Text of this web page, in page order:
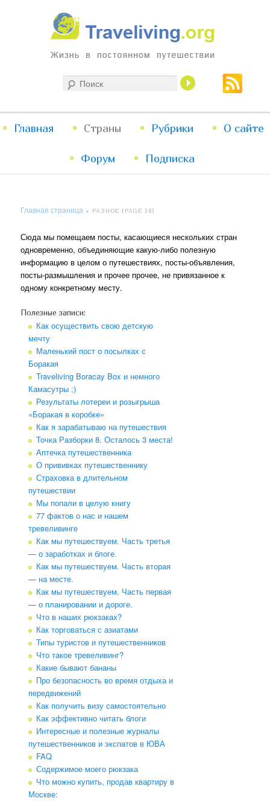
Traveliving
Жизнь в постоянном путешествии
меню
Перейти
к
Перейти
к
Главная Страны Рубрики О сайте
Форум Подписка
Главная страница » РАЗНОЕ (PAGE 16)
Сюда мы помещаем посты, касающиеся нескольких стран
одновременно, объединяющие какую-либо полезную
информацию в целом о путешествиях, посты-объявления,
посты-размышления и прочее прочее, не привязанное к
одному конкретному месту.
Полезные записи:
Как осуществить свою детскую
мечту
Маленький пост о посылках с
Боракая
Traveliving Boracay Box и немного
Камасутры ;)
Результаты лотереи и розыгрыша
«Боракая в коробке»
Как я зарабатываю на путешествия
Точка Разборки 8. Осталось 3 места!
Аптечка путешественника
О прививках путешественнику
Страховка в длительном
путешествии
Мы попали в целую книгу
77 фактов о нас и нашем
тревеливинге
Как мы путешествуем. Часть третья
— о заработках и блоге.
Как мы путешествуем. Часть вторая
— на месте.
Как мы путешествуем. Часть первая
— о планировании и дороге.
Что в наших рюкзаках?
Как торговаться с азиатами
Типы туристов и путешественников
Что такое тревеливинг?
Какие бывают бананы
Про безопасность во время отдыха и
передвижений
Как получить визу самостоятельно
Как эффективно читать блоги
Интересные и полезные журналы
путешественников и экспатов в ЮВА
FAQ
Содержимое моего рюкзака
Что можно купить, продав квартиру в
Москве: